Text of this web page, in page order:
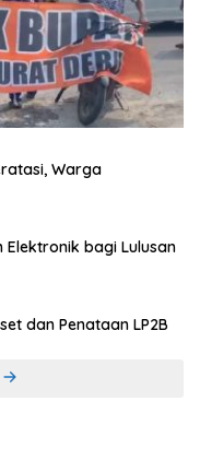
Warga
Elektronik bagi Lulusan
dan Penataan LP2B